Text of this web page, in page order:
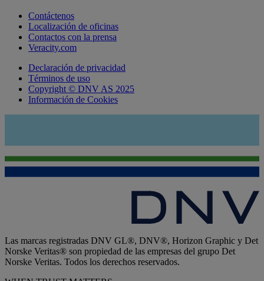
Contáctenos
Localización de oficinas
Contactos con la prensa
Veracity.com
Declaración de privacidad
Términos de uso
Copyright © DNV AS 2025
Información de Cookies
Las marcas registradas DNV GL®, DNV®, Horizon Graphic y Det
Norske Veritas® son propiedad de las empresas del grupo Det
Norske Veritas. Todos los derechos reservados.